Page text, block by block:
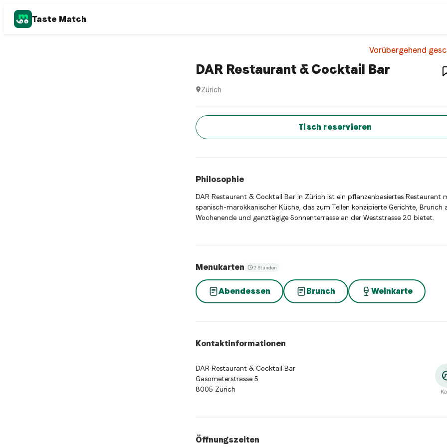
Taste Match
Vorübergehend
DAR Restaurant & Cocktail Bar–
Zürich
Jetzt sofort einen Tisch reservieren
Tisch reservieren
Philosophie
DAR Restaurant & Cocktail Bar in Zürich ist ein pflanzenbasiertes Restaurant
spanisch-marokkanischer Küche, das zum Teilen konzipierte Gerichte, Brunch
Wochenende und ganztägige Sonnenterrasse an der Weststrasse 20 bietet.
Menukarten 2 Stunden
Abendessen Brunch Weinkarte
Kontaktinformationen
DAR Restaurant & Cocktail Bar
Gasometerstrasse 5
8005 Zürich
Öffnungszeiten